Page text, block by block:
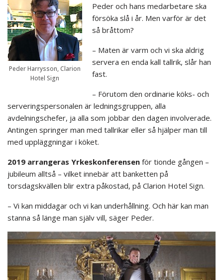
Peder Harrysson, Clarion
Hotel Sign
Peder och hans medarbetare ska
försöka slå i år. Men varför är det
så bråttom?
– Maten är varm och vi ska aldrig
servera en enda kall tallrik, slår han
fast.
– Förutom den ordinarie köks- och
serveringspersonalen är ledningsgruppen, alla
avdelningschefer, ja alla som jobbar den dagen involverade.
Antingen springer man med tallrikar eller så hjälper man till
med uppläggningar i köket.
2019 arrangeras Yrkeskonferensen för tionde gången –
jubileum alltså – vilket innebär att banketten på
torsdagskvällen blir extra påkostad, på Clarion Hotel Sign.
– Vi kan middagar och vi kan underhållning. Och här kan man
stanna så länge man själv vill, säger Peder.